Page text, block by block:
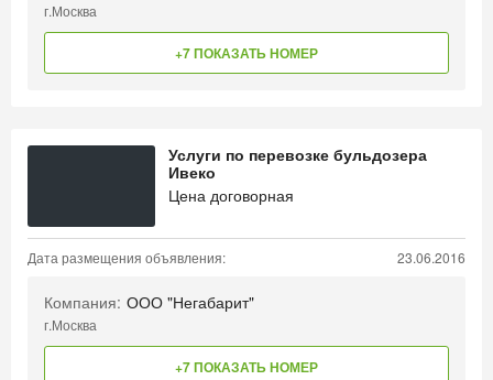
г.Москва
+7 ПОКАЗАТЬ НОМЕР
Услуги по перевозке бульдозера
Ивеко
Цена договорная
Дата размещения объявления: 23.06.2016
Компания: ООО "Негабарит"
г.Москва
+7 ПОКАЗАТЬ НОМЕР